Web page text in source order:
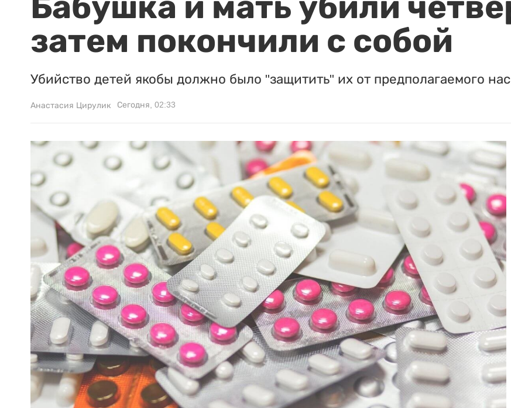
затем покончили с собой
Убийство детей якобы должно было "защитить" их от предполагаемого
Анастасия Цирулик Сегодня, 02:33